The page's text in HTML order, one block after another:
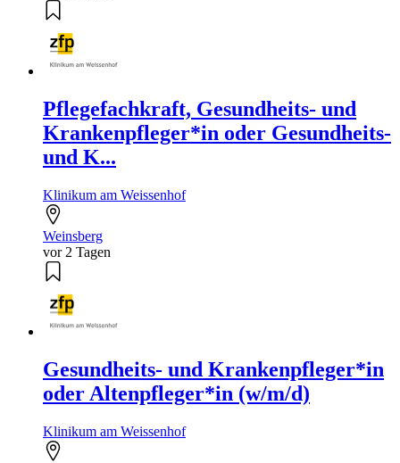
Pflegefachkraft, Gesundheits- und
Krankenpfleger*in oder Gesundheits-
und K...
Klinikum am Weissenhof
Weinsberg
vor 2 Tagen
Gesundheits- und Krankenpfleger*in
oder Altenpfleger*in (w/m/d)
Klinikum am Weissenhof